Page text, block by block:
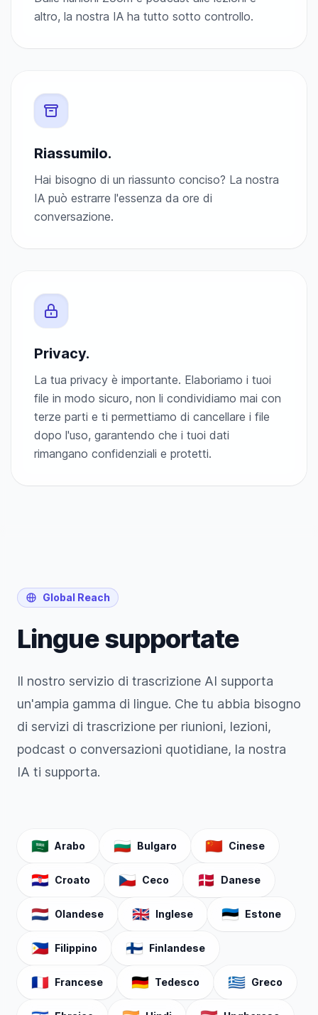
altro, la nostra IA ha tutto sotto controllo.
Riassumilo.
Hai bisogno di un riassunto conciso? La nostra
IA può estrarre l'essenza da ore di
conversazione.
Privacy.
La tua privacy è importante. Elaboriamo i tuoi
file in modo sicuro, non li condividiamo mai con
terze parti e ti permettiamo di cancellare i file
dopo l'uso, garantendo che i tuoi dati
rimangano confidenziali e protetti.
Global Reach
Lingue supportate
Il nostro servizio di trascrizione AI supporta
un'ampia gamma di lingue. Che tu abbia bisogno
di servizi di trascrizione per riunioni, lezioni,
podcast o conversazioni quotidiane, la nostra
IA ti supporta.
🇸🇦 Arabo 🇧🇬 Bulgaro 🇨🇳 Cinese
🇭🇷 Croato 🇨🇿 Ceco 🇩🇰 Danese
🇳🇱 Olandese 🇬🇧 Inglese 🇪🇪 Estone
🇵🇭 Filippino 🇫🇮 Finlandese
🇫🇷 Francese 🇩🇪 Tedesco 🇬🇷 Greco